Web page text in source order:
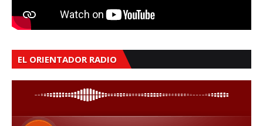
EL ORIENTADOR RADIO